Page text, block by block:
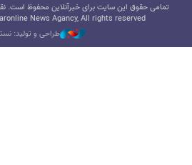
تمامی حقوق این سایت برای خبرآنلاین محفوظ است.
News Agancy, All rights reserved
طراحی و تولید: